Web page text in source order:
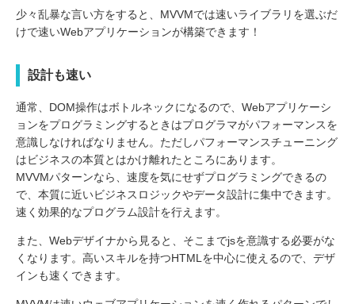
少々乱暴な言い方をすると、MVVMでは速いライブラリを選ぶだ
けで速いWebアプリケーションが構築できます！
設計も速い
通常、DOM操作はボトルネックになるので、Webアプリケーシ
ョンをプログラミングするときはプログラマがパフォーマンスを
意識しなければなりません。ただしパフォーマンスチューニング
はビジネスの本質とはかけ離れたところにあります。
MVVMパターンなら、速度を気にせずプログラミングできるの
で、本質に近いビジネスロジックやデータ設計に集中できます。
速く効果的なプログラム設計を行えます。
また、Webデザイナから見ると、そこまでjsを意識する必要がな
くなります。高いスキルを持つHTMLを中心に使えるので、デザ
インも速くできます。